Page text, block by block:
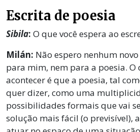
Escrita de poesia
Sibila: O que você espera ao
Milán: Não espero nenhum
para mim, nem para a poesia.
acontecer é que a poesia, tal
quer dizer, como uma
possibilidades formais que vai
solução mais fácil (o previsível),